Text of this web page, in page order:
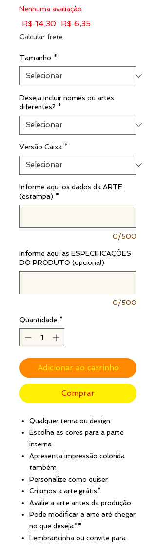
Nenhuma avaliação
R$ 14,30 Preço
R$ 6,35Preço
Calcular frete
Tamanho *
Deseja incluir nomes ou artes
diferentes? *
Versão Caixa *
Informe aqui os dados da ARTE
(estampa) *
0/500
Informe aqui as ESPECIFICAÇÕES
DO PRODUTO (opcional)
0/500
Quantidade *
Adicionar ao carrinho
Comprar
Qualquer tema ou design
Escolha as cores para a parte
interna
Apresenta impressão colorida
também
Personalize como quiser
Criamos a arte grátis*
Avalie a arte antes da produção
Pode modificar a arte até chegar
no que deseja**
Lembrancinha ou convite para